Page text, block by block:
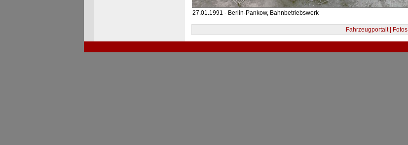
27.01.1991 - Berlin-Pankow, Bahnbetriebswerk
Fahrzeugportait | Fotos